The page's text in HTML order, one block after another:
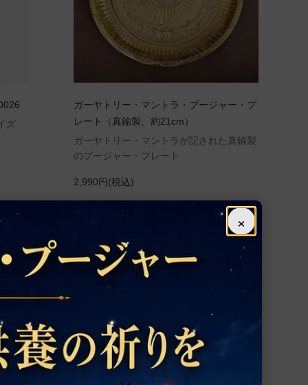
ズ
ガーヤトリー・マントラ・プージャー・プ
レート（真鍮製、約21cm）
ガーヤトリー・マントラが記された真鍮製
のプージャー・プレート
2,990円(税込)
×